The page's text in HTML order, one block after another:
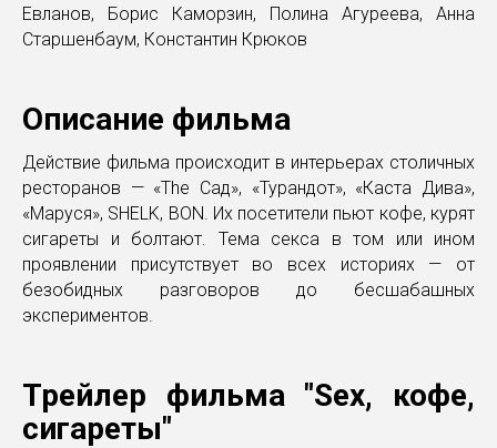
Евланов, Борис Каморзин, Полина Агуреева, Анна
Старшенбаум, Константин Крюков
Описание фильма
Действие фильма происходит в интерьерах столичных
ресторанов — «The Сад», «Турандот», «Каста Дива»,
«Маруся», SHELK, BON. Их посетители пьют кофе, курят
сигареты и болтают. Тема секса в том или ином
проявлении присутствует во всех историях — от
безобидных разговоров до бесшабашных
экспериментов.
Трейлер фильма "Sex, кофе,
сигареты"